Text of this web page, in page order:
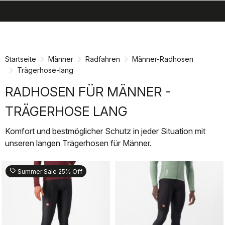
Startseite Männer Radfahren
Männer-Radhosen
Trägerhose-lang
RADHOSEN FÜR MÄNNER -
TRÄGERHOSE LANG
Komfort und bestmöglicher Schutz in jeder Situation mit
unseren langen Trägerhosen für Männer.
sell Summer Sale 25% Off